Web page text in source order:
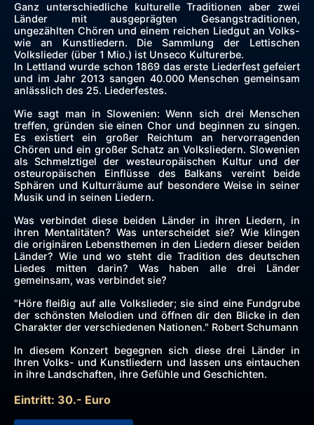
Ganz unterschiedliche kulturelle Traditionen aber zwei
Länder mit ausgeprägten Gesangstraditionen,
ungezählten Chören und einem reichen Liedgut an Volks-
wie an Kunstliedern. Die Sammlung der Lettischen
Volkslieder (über 1 Mio.) ist Unseco Kulturerbe.
In Lettland wurde schon 1869 das erste Liederfest gefeiert
und im Jahr 2013 sangen 40.000 Menschen gemeinsam
anlässlich des 25. Liederfestes.
Wie sagt man in Slowenien: Wenn sich drei Menschen
treffen, gründen sie einen Chor und beginnen zu singen.
Es existiert ein großer Reichtum an hervorragenden
Chören und ein großer Schatz an Volksliedern. Slowenien
als Schmelztigel der westeuropäischen Kultur und der
osteuropäischen Einflüsse des Balkans vereint beide
Sphären und Kulturräume auf besondere Weise in seiner
Musik und in seinen Liedern.
Was verbindet diese beiden Länder in ihren Liedern, in
ihren Mentalitäten? Was unterscheidet sie? Wie klingen
die originären Lebensthemen in den Liedern dieser beiden
Länder? Wie und wo steht die Tradition des deutschen
Liedes mitten darin? Was haben alle drei Länder
gemeinsam, was verbindet sie?
"Höre fleißig auf alle Volkslieder; sie sind eine Fundgrube
der schönsten Melodien und öffnen dir den Blicke in den
Charakter der verschiedenen Nationen." Robert Schumann
In diesem Konzert begegnen sich diese drei Länder in
Ihren Volks- und Kunstliedern und lassen uns eintauchen
in ihre Landschaften, ihre Gefühle und Geschichten.
Eintritt: 30.- Euro